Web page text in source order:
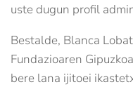
uste dugun profil
Bestalde, Blanca
Fundazioaren
bere lana ijitoei